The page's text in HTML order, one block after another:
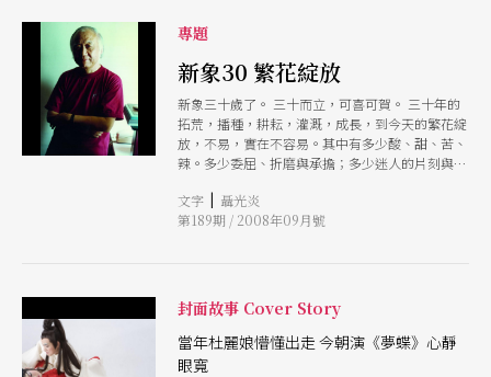
專題
新象30 繁花綻放
新象三十歲了。 三十而立，可喜可賀。 三十年的
拓荒，播種，耕耘，灌溉，成長，到今天的繁花綻
放，不易，實在不容易。其中有多少酸、甜、苦、
辣。多少委屈、折磨與承擔；多少迷人的片刻與欣
的傳記裡，但也印映在朋友們的心中，更會記錄在
台灣的文化發展的史冊上。
文字 | 聶光炎
第189期 / 2008年09月號
封面故事 Cover Story
當年杜麗娘懵懂出走 今朝演《夢蝶》心靜
眼寬